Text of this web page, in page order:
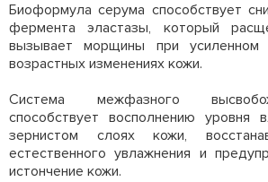
Биоформула серума способствует
фермента эластазы, который
вызывает морщины при
возрастных изменениях кожи.
Система межфазного
способствует восполнению уровня
зернистом слоях кожи,
естественного увлажнения и
истончение кожи.